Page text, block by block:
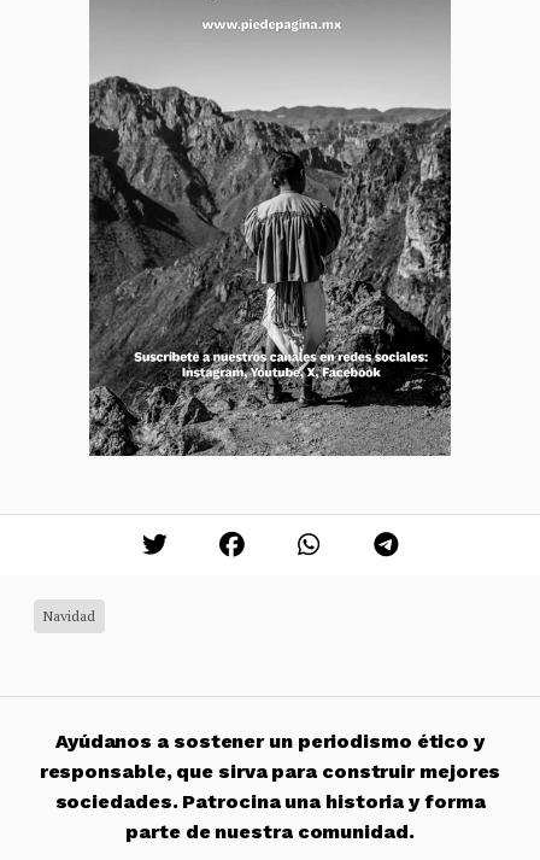
Navidad
Ayúdanos a sostener un periodismo ético y
responsable, que sirva para construir mejores
sociedades. Patrocina una historia y forma
parte de nuestra comunidad.